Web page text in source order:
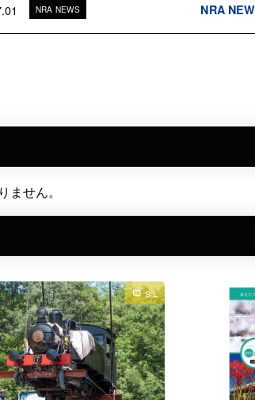
NRA NEWS NRA
ません。
ＳＬ